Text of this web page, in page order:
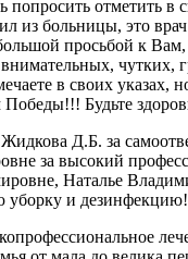
отметить в
из больницы, это
просьбой к
в своих указах,
Будьте
Д.Б. за
за высокий
Наталье
и